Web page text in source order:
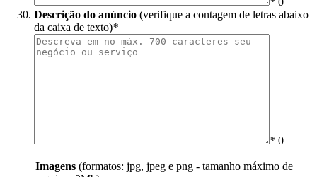
Descrição do anúncio (verifique a contagem de letras abaixo
da caixa de texto)*
* 0
Imagens (formatos: jpg, jpeg e png - tamanho máximo de